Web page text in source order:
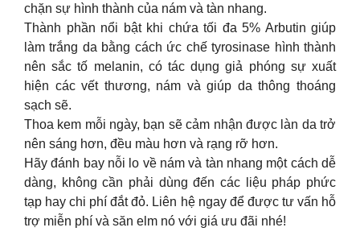
chặn sự hình thành của nám và tàn nhang.
Thành phần nổi bật khi chứa tối đa 5% Arbutin giúp
làm trắng da bằng cách ức chế tyrosinase hình thành
nên sắc tố melanin, có tác dụng giả phóng sự xuất
hiện các vết thương, nám và giúp da thông thoáng
sạch sẽ.
Thoa kem mỗi ngày, bạn sẽ cảm nhận được làn da trở
nên sáng hơn, đều màu hơn và rạng rỡ hơn.
Hãy đánh bay nỗi lo về nám và tàn nhang một cách dễ
dàng, không cần phải dùng đến các liệu pháp phức
tạp hay chi phí đắt đỏ. Liên hệ ngay để được tư vấn hỗ
trợ miễn phí và săn elm nó với giá ưu đãi nhé!